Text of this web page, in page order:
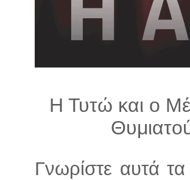
Η Τυτώ και ο
Γνωρίστε αυτά τα